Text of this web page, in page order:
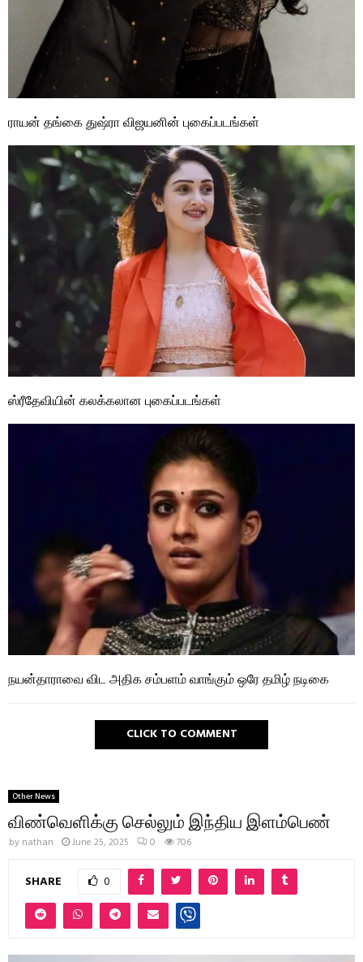
ராயன் தங்கை துஷ்ரா விஜயனின் புகைப்படங்கள்
ஸ்ரீதேவியின் கலக்கலான புகைப்படங்கள்
நயன்தாராவை விட அதிக சம்பளம் வாங்கும் ஒரே தமிழ் நடிகை
CLICK TO COMMENT
Other News
விண்வெளிக்கு செல்லும் இந்திய இளம்பெண்
by nathan June 25, 2025 0 706
SHARE 0